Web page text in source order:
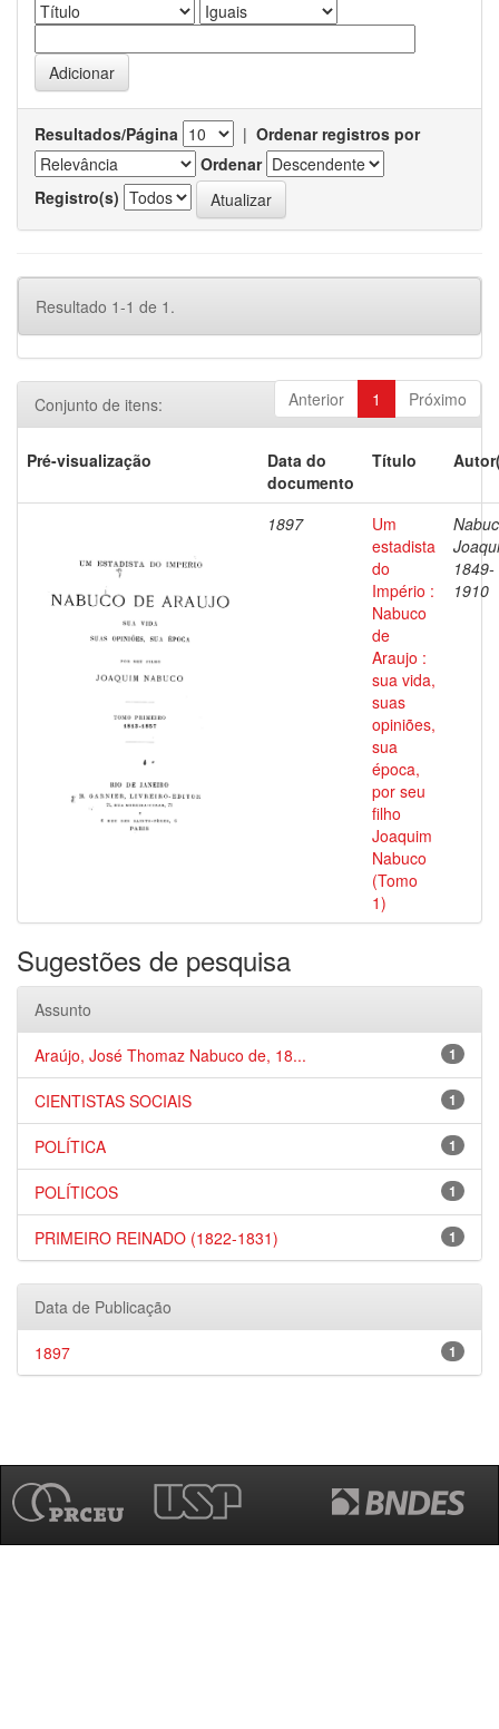
Resultados/Página | Ordenar registros por
Ordenar
Registro(s)
Resultado 1-1 de 1.
Anterior 1 Próximo
Conjunto de itens:
Pré-visualização
Data do
documento
Título
1897
Um
estadista
do
Império :
Nabuco
de
Araujo :
sua vida,
suas
opiniões,
sua
época,
por seu
filho
Joaquim
Nabuco
(Tomo
1)
1849-
1910
Sugestões de pesquisa
Assunto
1
Araújo, José Thomaz Nabuco de, 18...
1
CIENTISTAS SOCIAIS
1
POLÍTICA
1
POLÍTICOS
1
PRIMEIRO REINADO (1822-1831)
Data de Publicação
1
1897